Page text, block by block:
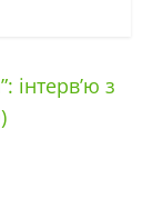
інтерв’ю з